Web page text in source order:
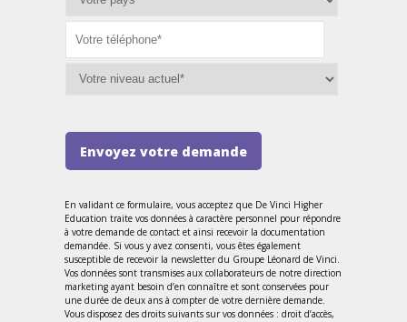
Envoyez votre demande
En validant ce formulaire, vous acceptez que De Vinci Higher
Education traite vos données à caractère personnel pour répondre
à votre demande de contact et ainsi recevoir la documentation
demandée. Si vous y avez consenti, vous êtes également
susceptible de recevoir la newsletter du Groupe Léonard de Vinci.
Vos données sont transmises aux collaborateurs de notre direction
marketing ayant besoin d’en connaître et sont conservées pour
une durée de deux ans à compter de votre dernière demande.
Vous disposez des droits suivants sur vos données : droit d’accès,